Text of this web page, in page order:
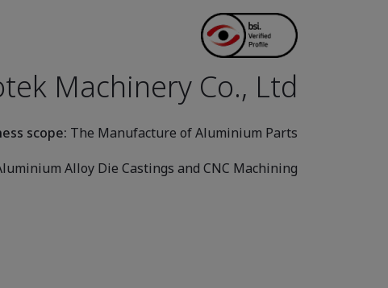
Machinery Co., Ltd.
scope:The Manufacture of Aluminium Parts
Alloy Die Castings and CNC Machining